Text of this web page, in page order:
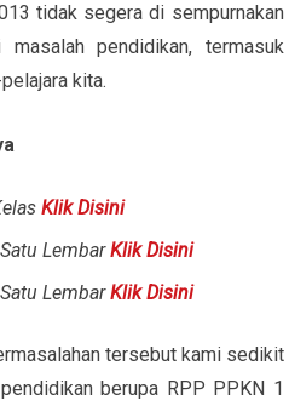
tidak segera di sempurnakan
masalah pendidikan, termasuk
kita.
Klik Disini
LembarKlik Disini
LembarKlik Disini
tersebut kami sedikit
berupa RPP PPKN 1